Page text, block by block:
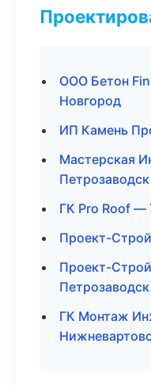
ООО Бетон
Новгород
ИП Камень
Мастерская
Петрозаводск
ГК Pro Roof —
Проект-
Проект-
Петрозаводск
ГК Монтаж